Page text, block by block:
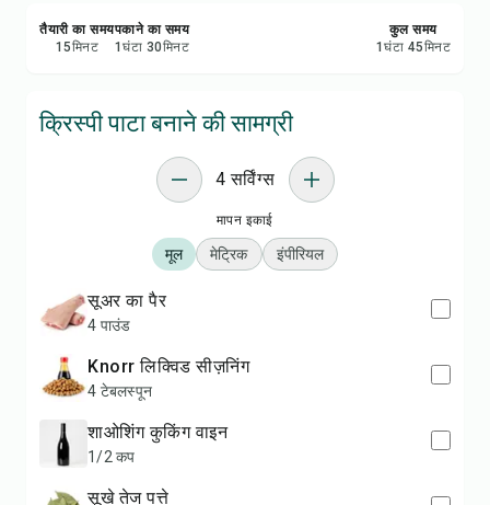
तैयारी का समय
15मिनट
पकाने का समय
1 घंटा 30मिनट
कुल समय
1 घंटा 45मिनट
क्रिस्पी पाटा बनाने की सामग्री
4 सर्विंग्स
मापन इकाई
मूल मेट्रिक इंपीरियल
सूअर का पैर
4 पाउंड
Knorr लिक्विड सीज़निंग
4 टेबलस्पून
शाओशिंग कुकिंग वाइन
1/2 कप
सूखे तेज पत्ते